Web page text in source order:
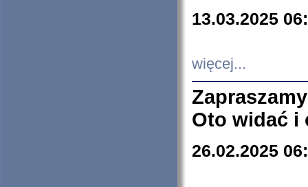
13.03.2025
więcej...
Oto widać i
26.02.2025